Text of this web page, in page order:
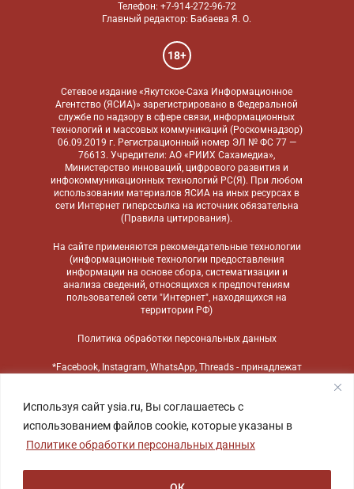
Используя сайт ysia.ru, Вы соглашаетесь с
использованием файлов cookie, которые указаны в
Политике обработки персональных данных
Телефон: +7-914-272-96-72
Главный редактор: Бабаева Я. О.
18+
Сетевое издание «Якутское-Саха Информационное
Агентство (ЯСИА)» зарегистрировано в Федеральной
службе по надзору в сфере связи, информационных
технологий и массовых коммуникаций (Роскомнадзор)
06.09.2019 г. Регистрационный номер ЭЛ № ФС 77 —
76613. Учредители: АО «РИИХ Сахамедиа»,
Министерство инноваций, цифрового развития и
инфокоммуникационных технологий РС(Я). При любом
использовании материалов ЯСИА на иных ресурсах в
сети Интернет гиперссылка на источник обязательна
(Правила цитирования).
На сайте применяются рекомендательные технологии
(информационные технологии предоставления
информации на основе сбора, систематизации и
анализа сведений, относящихся к предпочтениям
пользователей сети "Интернет", находящихся на
территории РФ)
Политика обработки персональных данных
*Facebook, Instagram, WhatsApp, Threads - принадлежат